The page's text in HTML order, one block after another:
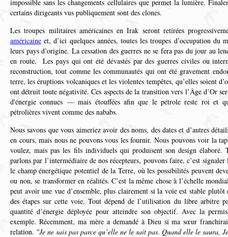
impossible sans les changements cellulaires que permet la lumière.
certains dirigeants vus publiquement sont des clones.
Les troupes militaires américaines en Irak seront retirées
américaine et, d’ici quelques années, toutes les troupes d’occupation du
leurs pays d’origine. La cessation des guerres ne se fera pas du jour au
en route. Les pays qui ont été dévastés par des guerres civiles ou
reconstruction, tout comme les communautés qui ont été gravement
terre, les éruptions volcaniques et les violentes tempêtes, qu’elles soient
ont détruit toute négativité. Ces aspects de la transition vers l’Âge d’Or
d'énergie connues — mais étouffées afin que le pétrole reste roi et
pétrolières vivent comme des nababs.
Nous savons que vous aimeriez avoir des noms, des dates et d’autres
en cours, mais nous ne pouvons vous les fournir. Nous pouvons voir la
voulez, mais pas les fils individuels qui produisent son design élaboré.
parlons par l’intermédiaire de nos récepteurs, pouvons faire, c’est signaler
le champ énergétique potentiel de la Terre, où les possibilités peuvent
ou non, se transformer en réalités. C’est la même chose à l’échelle
peut avoir une vue d’ensemble, plus clairement si la voie est stable plutôt
des étapes sur cette voie. Tout dépend de l’utilisation du libre arbitre
quantité d’énergie déployée pour atteindre son objectif. Avec la
exemple. Récemment, ma mère a demandé à Dieu si ma sœur
relation. "Je ne sais pas parce qu’elle ne le sait pas. Quand elle le saura,